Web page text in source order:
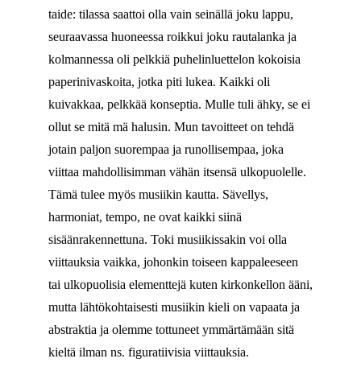
taide: tilassa saattoi olla vain seinällä joku lappu,
seuraavassa huoneessa roikkui joku rautalanka ja
kolmannessa oli pelkkiä puhelinluettelon kokoisia
paperinivaskoita, jotka piti lukea. Kaikki oli
kuivakkaa, pelkkää konseptia. Mulle tuli ähky, se ei
ollut se mitä mä halusin. Mun tavoitteet on tehdä
jotain paljon suorempaa ja runollisempaa, joka
viittaa mahdollisimman vähän itsensä ulkopuolelle.
Tämä tulee myös musiikin kautta. Sävellys,
harmoniat, tempo, ne ovat kaikki siinä
sisäänrakennettuna. Toki musiikissakin voi olla
viittauksia vaikka, johonkin toiseen kappaleeseen
tai ulkopuolisia elementtejä kuten kirkonkellon ääni,
mutta lähtökohtaisesti musiikin kieli on vapaata ja
abstraktia ja olemme tottuneet ymmärtämään sitä
kieltä ilman ns. figuratiivisia viittauksia.